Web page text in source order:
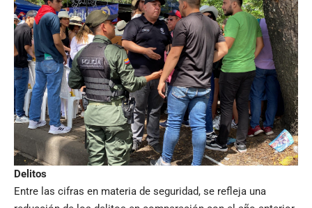
Delitos
Entre las cifras en materia de seguridad, se refleja una